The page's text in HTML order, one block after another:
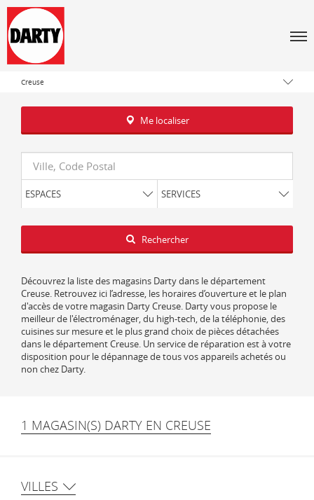
Tous les magasins Darty
Nouvelle-Aquitaine
Creuse
Me localiser
Requête
ESPACES SERVICES
Latitude
Longitude
Rechercher
Découvrez la liste des magasins Darty dans le département
Creuse. Retrouvez ici l’adresse, les horaires d’ouverture et le plan
d'accès de votre magasin Darty Creuse. Darty vous propose le
meilleur de l'électroménager, du high-tech, de la téléphonie, des
cuisines sur mesure et le plus grand choix de pièces détachées
dans le département Creuse. Un service de réparation est à votre
disposition pour le dépannage de tous vos appareils achetés ou
non chez Darty.
1 MAGASIN(S) DARTY EN CREUSE
VILLES